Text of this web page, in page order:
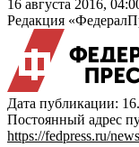
16 августа 2016,
Редакция
Дата публикации:
Постоянный адрес
https://fedpress.ru/